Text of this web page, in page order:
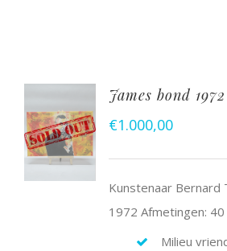
James bond
€1.000,00
Kunstenaar Bernard
1972 Afmetingen:
Milieu